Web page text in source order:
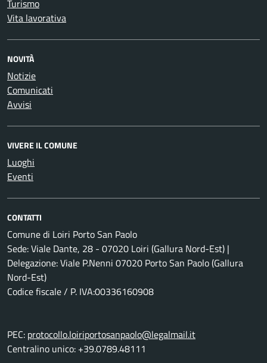
Turismo
Vita lavorativa
NOVITÀ
Notizie
Comunicati
Avvisi
VIVERE IL COMUNE
Luoghi
Eventi
CONTATTI
Comune di Loiri Porto San Paolo
Sede: Viale Dante, 28 - 07020 Loiri (Gallura Nord-Est) |
Delegazione: Viale P.Nenni 07020 Porto San Paolo (Gallura
Nord-Est)
Codice fiscale / P. IVA:00336160908
PEC: protocollo.loiriportosanpaolo@legalmail.it
Centralino unico: +39.0789.48111